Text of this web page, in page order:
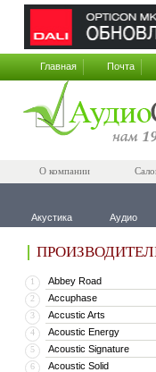
Главная Почта
О компании
Акустика Аудио
1 Abbey Road
2 Accuphase
3 Accustic Arts
4 Acoustic Energy
5 Acoustic Signature
6 Acoustic Solid